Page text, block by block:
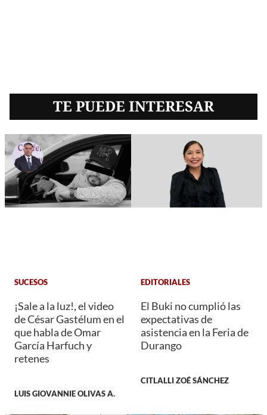
TE PUEDE INTERESAR
SUCESOS
¡Sale a la luz!, el video
de César Gastélum en el
que habla de Omar
García Harfuch y
retenes
LUIS GIOVANNIE OLIVAS A.
EDITORIALES
El Buki no cumplió las
expectativas de
asistencia en la Feria de
Durango
CITLALLI ZOÉ SÁNCHEZ